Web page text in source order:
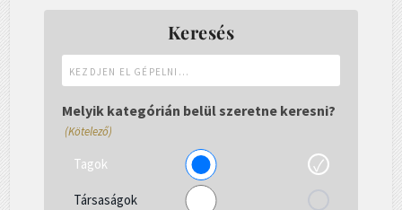
Keresés
el
gépelni...
Melyik kategórián belül szeretne keresni?
(Kötelező)
Tagok
Társaságok